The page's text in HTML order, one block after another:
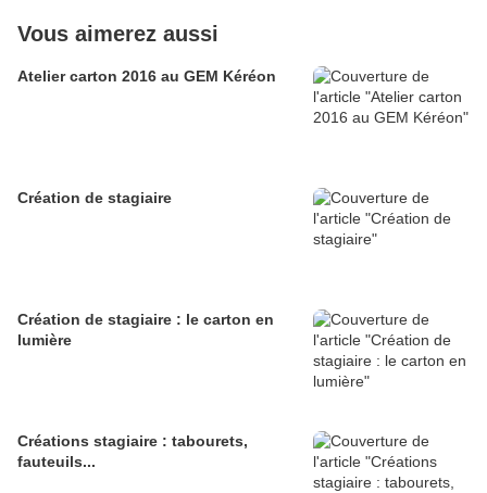
Vous aimerez aussi
Atelier carton 2016 au GEM Kéréon
Création de stagiaire
Création de stagiaire : le carton en
lumière
Créations stagiaire : tabourets,
fauteuils...